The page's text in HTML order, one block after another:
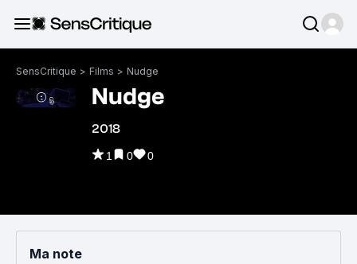
SensCritique > Films > Nudge
Nudge
2018
1 0 0
Ma note